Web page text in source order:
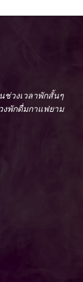
ช่วงเวลาพักสั้นๆ
งพักดื่มกาแฟยาม